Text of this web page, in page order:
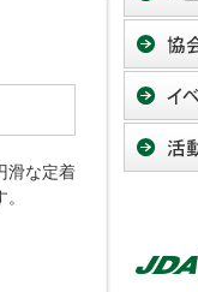
滑な定着